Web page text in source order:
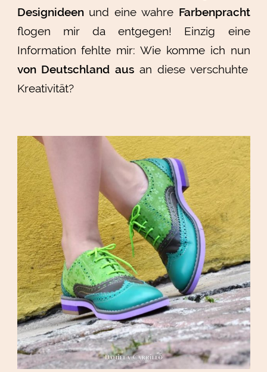
Designideenund eine wahre Farbenpracht
flogen mir da entgegen! Einzig eine
Information fehlte mir: Wie komme ich nun
von Deutschland aus an diese verschuhte
Kreativität?